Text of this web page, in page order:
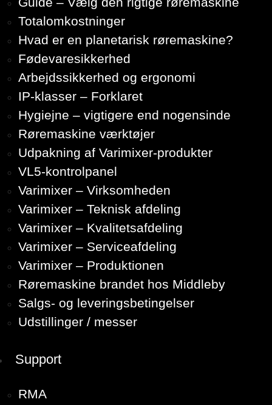
Totalomkostninger
Hvad er en planetarisk røremaskine?
Fødevaresikkerhed
Arbejdssikkerhed og ergonomi
IP-klasser – Forklaret
Hygiejne – vigtigere end nogensinde
Røremaskine værktøjer
Udpakning af Varimixer-produkter
VL5-kontrolpanel
Varimixer – Virksomheden
Varimixer – Teknisk afdeling
Varimixer – Kvalitetsafdeling
Varimixer – Serviceafdeling
Varimixer – Produktionen
Røremaskine brandet hos Middleby
Salgs- og leveringsbetingelser
Udstillinger / messer
Support
RMA